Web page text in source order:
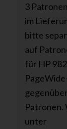
3
im
bitte
auf
für HP
Patronen.
unter